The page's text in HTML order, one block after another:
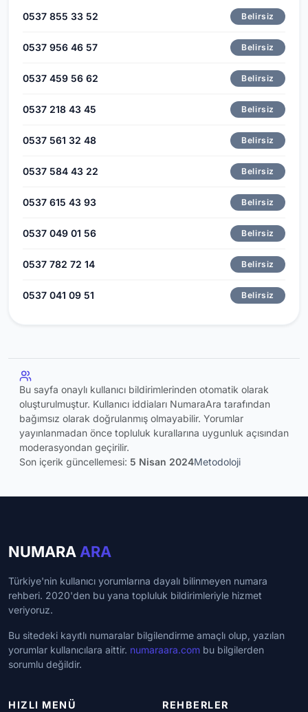
0537 855 33 52 Belirsiz
0537 956 46 57 Belirsiz
0537 459 56 62 Belirsiz
0537 218 43 45 Belirsiz
0537 561 32 48 Belirsiz
0537 584 43 22 Belirsiz
0537 615 43 93 Belirsiz
0537 049 01 56 Belirsiz
0537 782 72 14 Belirsiz
0537 041 09 51 Belirsiz
Bu sayfa onaylı kullanıcı bildirimlerinden otomatik olarak
oluşturulmuştur. Kullanıcı iddiaları NumaraAra tarafından
bağımsız olarak doğrulanmış olmayabilir. Yorumlar
yayınlanmadan önce topluluk kurallarına uygunluk açısından
moderasyondan geçirilir.
Son içerik güncellemesi: 5 Nisan 2024Metodoloji
NUMARA ARA
Türkiye'nin kullanıcı yorumlarına dayalı bilinmeyen numara
rehberi. 2020'den bu yana topluluk bildirimleriyle hizmet
veriyoruz.
Bu sitedeki kayıtlı numaralar bilgilendirme amaçlı olup, yazılan
yorumlar kullanıcılara aittir. numaraara.com bu bilgilerden
sorumlu değildir.
HIZLI MENÜ REHBERLER